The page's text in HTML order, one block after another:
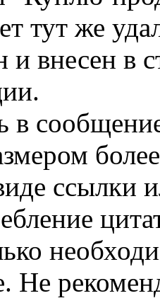
тут же
и внесен в
в
ссылки
Не